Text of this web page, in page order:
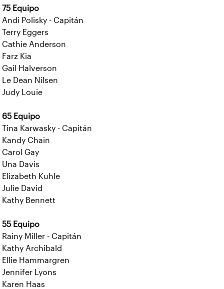
75 Equipo
Andi Polisky - Capitán
Terry Eggers
Cathie Anderson
Farz Kia
Gail Halverson
Le Dean Nilsen
Judy Louie
65 Equipo
Tina Karwasky - Capitán
Kandy Chain
Carol Gay
Una Davis
Elizabeth Kuhle
Julie David
Kathy Bennett
55 Equipo
Rainy Miller - Capitán
Kathy Archibald
Ellie Hammargren
Jennifer Lyons
Karen Haas